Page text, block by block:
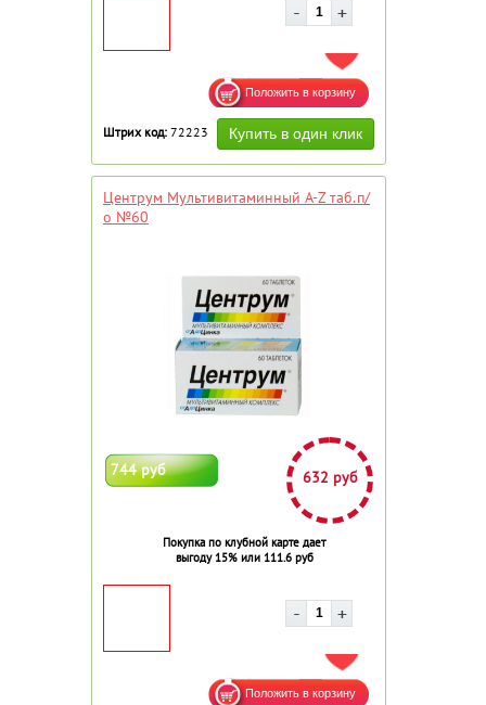
ДОБАВИТЬ В ИЗБРАННОЕ
Штрих код: 72223
Центрум Мультивитаминный A-Z таб.п/
о №60
744 руб 632 руб
Покупка по клубной карте дает
выгоду 15% или 111.6 руб
ДОБАВИТЬ В ИЗБРАННОЕ